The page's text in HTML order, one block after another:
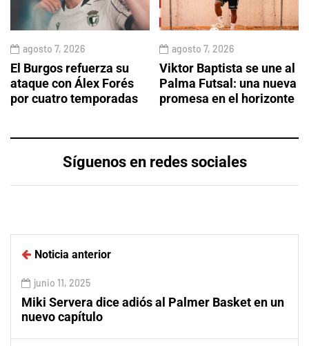
agosto 7, 2026
El Burgos refuerza su
ataque con Álex Forés
por cuatro temporadas
agosto 7, 2026
Viktor Baptista se une al
Palma Futsal: una nueva
promesa en el horizonte
Síguenos en redes sociales
Noticia anterior
junio 11, 2025
Miki Servera dice adiós al Palmer Basket en un
nuevo capítulo